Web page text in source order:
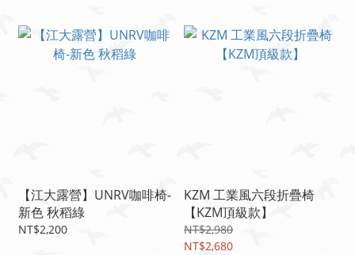
【江大露營】UNRV咖啡椅-
新色 秋稻綠
NT$2,200
KZM 工業風六段折疊椅
【KZM頂級款】
NT$2,980
NT$2,680